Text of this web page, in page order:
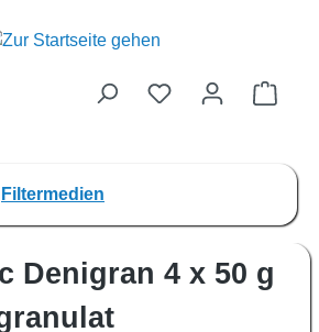
Filtermedien
Denigran 4 x 50 g